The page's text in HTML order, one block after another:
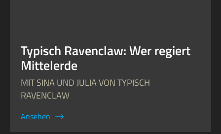
Typisch Ravenclaw: Wer regiert
Mittelerde
MIT SINA UND JULIA VON TYPISCH
RAVENCLAW
Ansehen